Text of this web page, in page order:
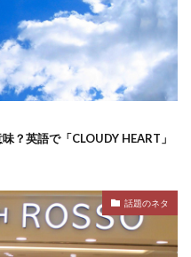
？英語で「CLOUDY HEART」
話題のネタ